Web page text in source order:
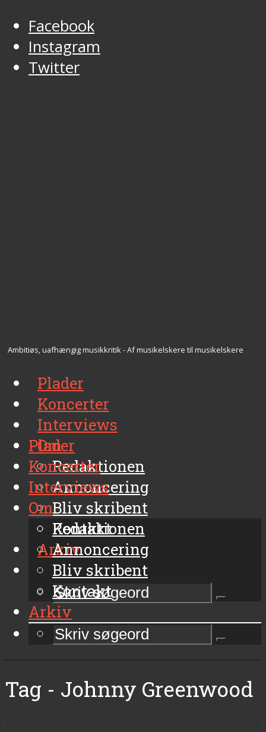
Facebook
Instagram
Twitter
Ambitiøs, uafhængig musikkritik - Af musikelskere til musikelskere
Plader
Koncerter
Interviews
Om
Redaktionen
Annoncering
Bliv skribent
Kontakt
Arkiv
Plader
Koncerter
Interviews
Om
Redaktionen
Annoncering
Bliv skribent
Kontakt
Arkiv
Tag - Johnny Greenwood